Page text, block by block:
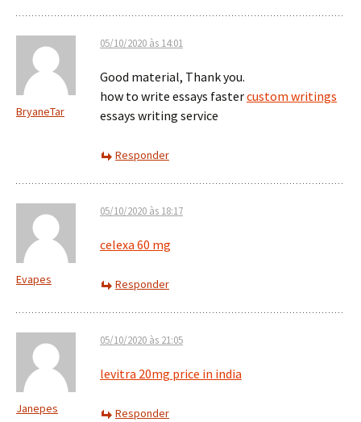
BryaneTar
05/10/2020 às 14:01
Good material, Thank you.
how to write essays fastercustom writings
essays writing service
Responder
Evapes
05/10/2020 às 18:17
celexa 60 mg
Responder
Janepes
05/10/2020 às 21:05
levitra 20mg price in india
Responder